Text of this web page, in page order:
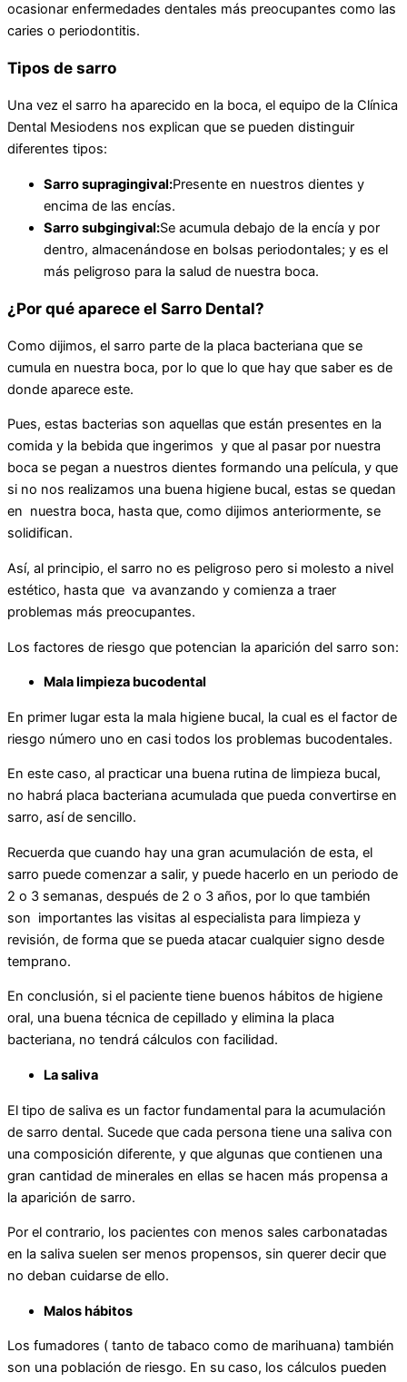
ocasionar enfermedades dentales más preocupantes como las
caries o periodontitis.
Tipos de sarro
Una vez el sarro ha aparecido en la boca, el equipo de la Clínica
Dental Mesiodens nos explican que se pueden distinguir
diferentes tipos:
Sarro supragingival:Presente en nuestros dientes y
encima de las encías.
Sarro subgingival:Se acumula debajo de la encía y por
dentro, almacenándose en bolsas periodontales; y es el
más peligroso para la salud de nuestra boca.
¿Por qué aparece el Sarro Dental?
Como dijimos, el sarro parte de la placa bacteriana que se
cumula en nuestra boca, por lo que lo que hay que saber es de
donde aparece este.
Pues, estas bacterias son aquellas que están presentes en la
comida y la bebida que ingerimos y que al pasar por nuestra
boca se pegan a nuestros dientes formando una película, y que
si no nos realizamos una buena higiene bucal, estas se quedan
en nuestra boca, hasta que, como dijimos anteriormente, se
solidifican.
Así, al principio, el sarro no es peligroso pero si molesto a nivel
estético, hasta que va avanzando y comienza a traer
problemas más preocupantes.
Los factores de riesgo que potencian la aparición del sarro son:
Mala limpieza bucodental
En primer lugar esta la mala higiene bucal, la cual es el factor de
riesgo número uno en casi todos los problemas bucodentales.
En este caso, al practicar una buena rutina de limpieza bucal,
no habrá placa bacteriana acumulada que pueda convertirse en
sarro, así de sencillo.
Recuerda que cuando hay una gran acumulación de esta, el
sarro puede comenzar a salir, y puede hacerlo en un periodo de
2 o 3 semanas, después de 2 o 3 años, por lo que también
son importantes las visitas al especialista para limpieza y
revisión, de forma que se pueda atacar cualquier signo desde
temprano.
En conclusión, si el paciente tiene buenos hábitos de higiene
oral, una buena técnica de cepillado y elimina la placa
bacteriana, no tendrá cálculos con facilidad.
La saliva
El tipo de saliva es un factor fundamental para la acumulación
de sarro dental. Sucede que cada persona tiene una saliva con
una composición diferente, y que algunas que contienen una
gran cantidad de minerales en ellas se hacen más propensa a
la aparición de sarro.
Por el contrario, los pacientes con menos sales carbonatadas
en la saliva suelen ser menos propensos, sin querer decir que
no deban cuidarse de ello.
Malos hábitos
Los fumadores ( tanto de tabaco como de marihuana) también
son una población de riesgo. En su caso, los cálculos pueden